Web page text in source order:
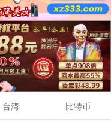
台湾 比特币